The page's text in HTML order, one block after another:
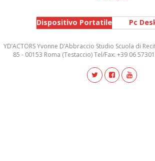
Dispositivo Portatile Pc
YD’ACTORS Yvonne D’Abbraccio Studio Scuola di
85 - 00153 Roma (Testaccio) Tel/Fax: +39 06